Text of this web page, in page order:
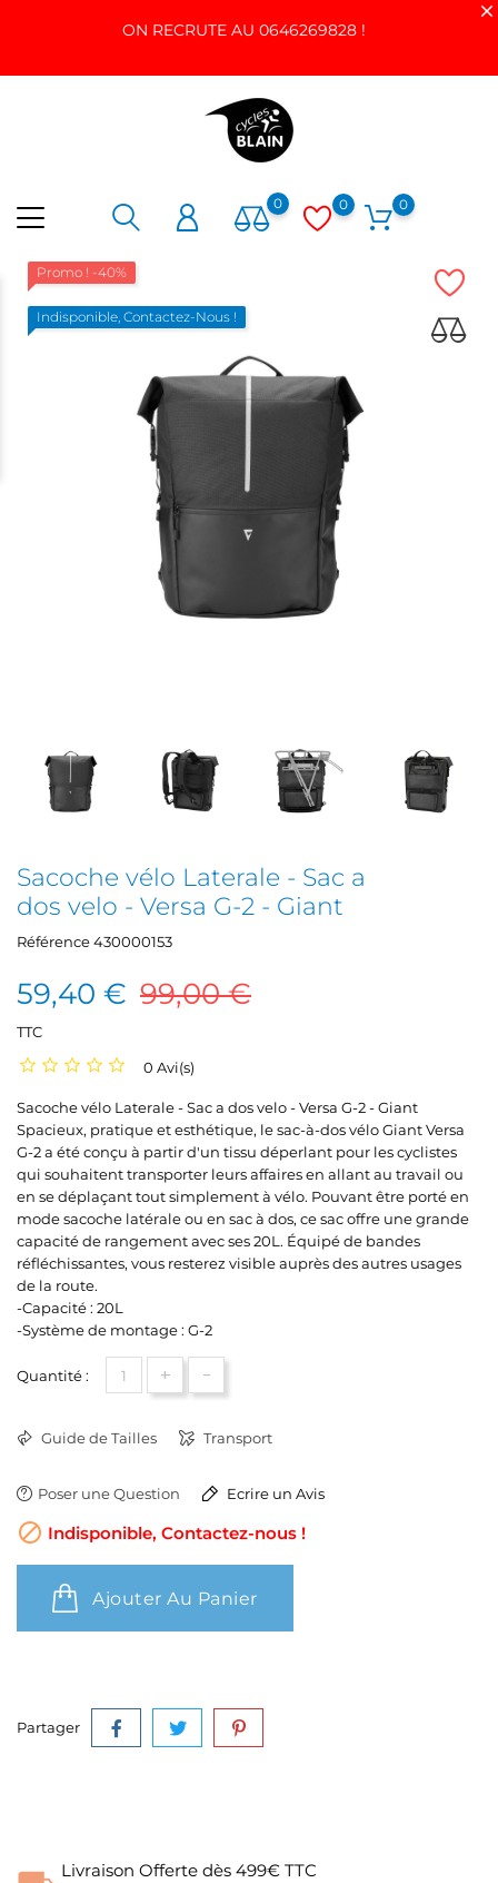
ON RECRUTE AU 0646269828 !
0 0 0
Promo ! -40%
Indisponible, Contactez-Nous !
Sacoche vélo Laterale - Sac a
dos velo - Versa G-2 - Giant
Référence430000153
59,40 € 99,00 €
TTC
0 Avi(s)
Sacoche vélo Laterale - Sac a dos velo - Versa G-2 - Giant
Spacieux, pratique et esthétique, le sac-à-dos vélo Giant Versa
G-2 a été conçu à partir d'un tissu déperlant pour les cyclistes
qui souhaitent transporter leurs affaires en allant au travail ou
en se déplaçant tout simplement à vélo. Pouvant être porté en
mode sacoche latérale ou en sac à dos, ce sac offre une grande
capacité de rangement avec ses 20L. Équipé de bandes
réfléchissantes, vous resterez visible auprès des autres usages
de la route.
-Capacité : 20L
-Système de montage : G-2
Quantité : + -
Guide de Tailles Transport
Poser une Question Ecrire un Avis
 Indisponible, Contactez-nous !
Ajouter Au Panier
Partager
Livraison Offerte dès 499€ TTC